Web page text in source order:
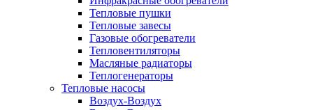
Тепловые пушки
Тепловые завесы
Газовые обогреватели
Тепловентиляторы
Масляные радиаторы
Теплогенераторы
Тепловые насосы
Воздух-Воздух